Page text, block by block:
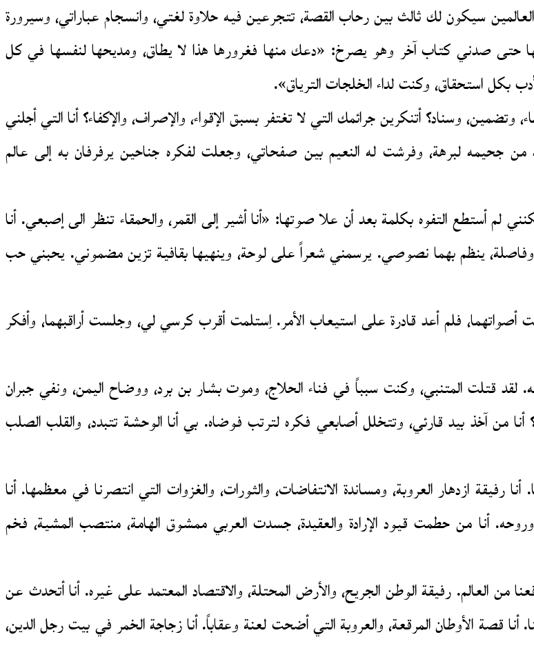
سيكون لك ثالث بين رحاب القصة، تتجرعين فيه حلاوة لغتي، وانسجام عباراتي، وسيرورة
حتى صدني كتاب آخر وهو يصرخ: «دعك منها فغرورها هذا لا يطاق، ومديحها لنفسها في كل
بكل استحقاق، وكنت لداء الخلجات الترياق».
وسناد؟ أتنكرين جرائمك التي لا تغتفر بسبق الإقواء، والإصراف، والإكفاء؟ أنا التي أجلني
من جحيمه لبرهة، وفرشت له النعيم بين صفحاتي، وجعلت لفكره جناحين يرفرفان به إلى عالم
أستطع التفوه بكلمة بعد أن علا صوتها: «أنا أشير إلى القمر، والحمقاء تنظر الى إصبعي. أنا
ينظم بهما نصوصي. يرسمني شعراً على لوحة، وينهيها بقافية تزين مضموني. يحبني حب
أصواتهما، فلم أعد قادرة على استيعاب الأمر. اِستلمت أقرب كرسي لي، وجلست أراقبهما، وأفكر
قتلت المتنبي، وكنت سبباً في فناء الحلاج، وموت بشار بن برد، ووضاح اليمن، ونفي جبران
من آخذ بيد قارئي، وتتخلل أصابعي فكره لترتب فوضاه. بي أنا الوحشة تتبدد، والقلب الصلب
رفيقة ازدهار العروبة، ومساندة الانتفاضات، والثورات، والغزوات التي انتصرنا في معظمها. أنا
أنا من حطمت قيود الإرادة والعقيدة، جسدت العربي ممشوق الهامة، منتصب المشية، فخم
من العالم. رفيقة الوطن الجريح، والأرض المحتلة، والاقتصاد المعتمد على غيره. أنا أتحدث عن
أنا قصة الأوطان المرقعة، والعروبة التي أضحت لعنة وعقاباً. أنا زجاجة الخمر في بيت رجل الدين،